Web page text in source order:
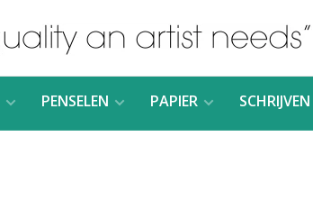
PENSELEN PAPIER SCHRIJVEN